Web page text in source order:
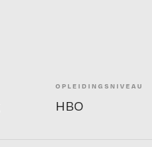
OPLEIDINGSNIVEAU
HBO